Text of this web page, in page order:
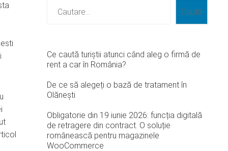
Caută
Ce caută turiștii atunci când aleg o firmă de
rent a car în România?
De ce să alegeți o bază de tratament în
Olănești
Obligatorie din 19 iunie 2026: funcția digitală
de retragere din contract. O soluție
românească pentru magazinele
WooCommerce